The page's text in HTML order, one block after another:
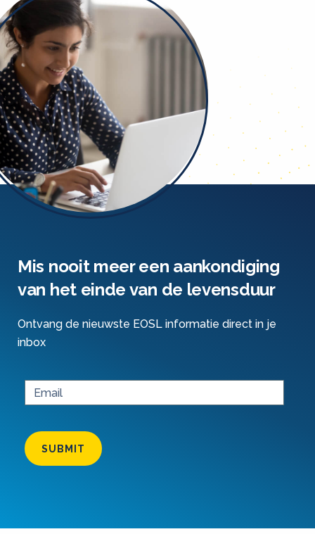
Mis nooit meer een aankondiging
van het einde van de levensduur
Ontvang de nieuwste EOSL informatie direct in je
inbox
SUBMIT